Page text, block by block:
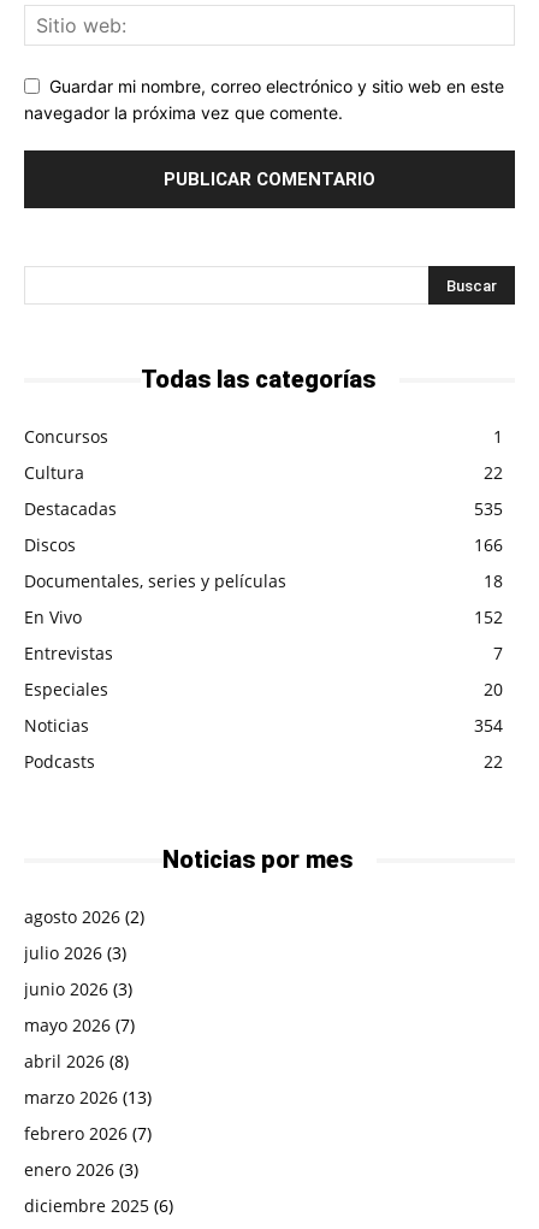
Guardar mi nombre, correo electrónico y sitio web en este
navegador la próxima vez que comente.
Todas las categorías
Concursos
1
Cultura
22
Destacadas
535
Discos
166
Documentales, series y películas
18
En Vivo
152
Entrevistas
7
Especiales
20
Noticias
354
Podcasts
22
Noticias por mes
agosto 2026 (2)
julio 2026 (3)
junio 2026 (3)
mayo 2026 (7)
abril 2026 (8)
marzo 2026 (13)
febrero 2026 (7)
enero 2026 (3)
diciembre 2025 (6)